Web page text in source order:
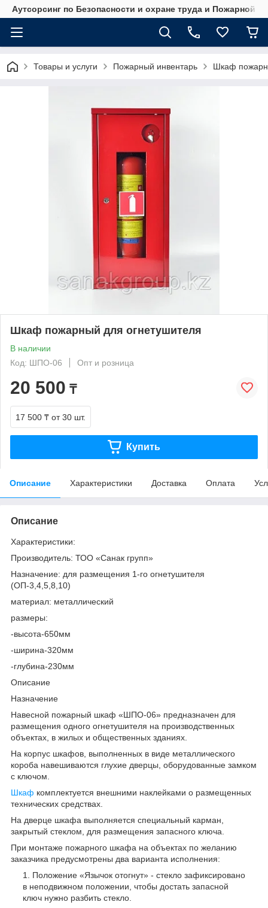
Аутсорсинг по Безопасности и охране труда и Пожарной
Товары и услуги Пожарный инвентарь Шкаф
Шкаф пожарный для огнетушителя
В наличии
Код: ШПО-06
Опт и розница
20 500 ₸
17 500 ₸ от 30 шт.
Купить
Описание Характеристики Доставка Оплата
Описание
Характеристики:
Производитель: ТОО «Санак групп»
Назначение: для размещения 1-го огнетушителя
(ОП-3,4,5,8,10)
материал: металлический
размеры:
-высота-650мм
-ширина-320мм
-глубина-230мм
Описание
Назначение
Навесной пожарный шкаф «ШПО-06» предназначен для
размещения одного огнетушителя на производственных
объектах, в жилых и общественных зданиях.
На корпус шкафов, выполненных в виде металлического
короба навешиваются глухие дверцы, оборудованные замком
с ключом.
Шкаф комплектуется внешними наклейками о размещенных
технических средствах.
На дверце шкафа выполняется специальный карман,
закрытый стеклом, для размещения запасного ключа.
При монтаже пожарного шкафа на объектах по желанию
заказчика предусмотрены два варианта исполнения:
Положение «Язычок отогнут» - стекло зафиксировано
в неподвижном положении, чтобы достать запасной
ключ нужно разбить стекло.